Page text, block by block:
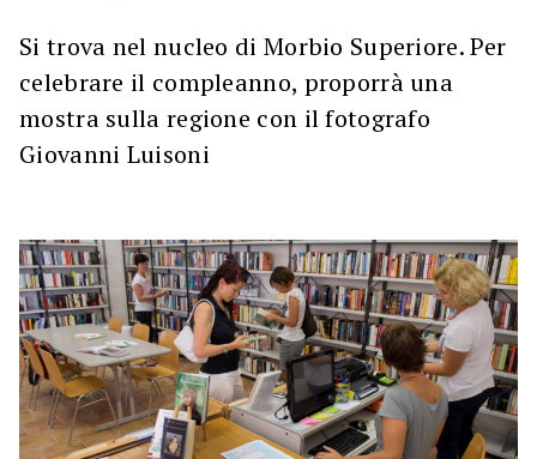
Si trova nel nucleo di Morbio Superiore. Per
celebrare il compleanno, proporrà una
mostra sulla regione con il fotografo
Giovanni Luisoni